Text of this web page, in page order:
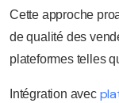
Cette approche
de qualité des
plateformes telles
Intégration avec